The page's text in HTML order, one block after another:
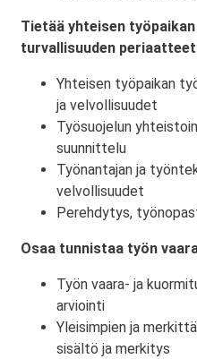
Tietää yhteisen
turvallisuuden periaatteet
Yhteisen työpaikan
ja velvollisuudet
Työsuojelun
suunnittelu
Työnantajan ja
velvollisuudet
Perehdytys,
Osaa tunnistaa työn
Työn vaara- ja
arviointi
Yleisimpien ja
sisältö ja merkitys